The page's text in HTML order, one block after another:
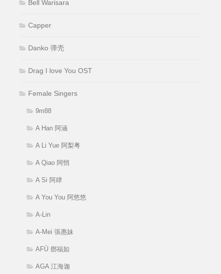
Bell Warisara
Capper
Danko 弹壳
Drag I love You OST
Female Singers
9m88
A Han 阿涵
A Li Yue 阿梨粤
A Qiao 阿悄
A Si 阿肆
A You You 阿悠悠
A-Lin
A-Mei 張惠妹
AFÜ 鄧福如
AGA 江海迦